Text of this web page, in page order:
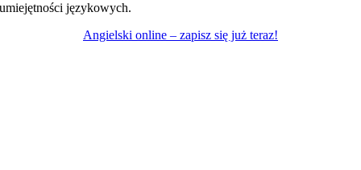
umiejętności językowych.
Angielski online – zapisz się już teraz!